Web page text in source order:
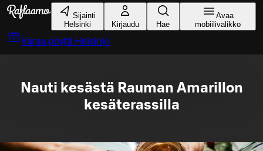
Siirry pääsisältöön
Sijainti
Helsinki
Kirjaudu Hae
Avaa
mobiilivalikko
Varaa pöytä Helsinki
Nauti kesästä Rauman Amarillon
kesäterassilla